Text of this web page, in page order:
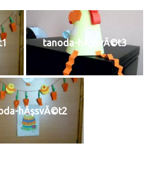
tanoda-hĂşsvĂ©t3
hĂşsvĂ©t2